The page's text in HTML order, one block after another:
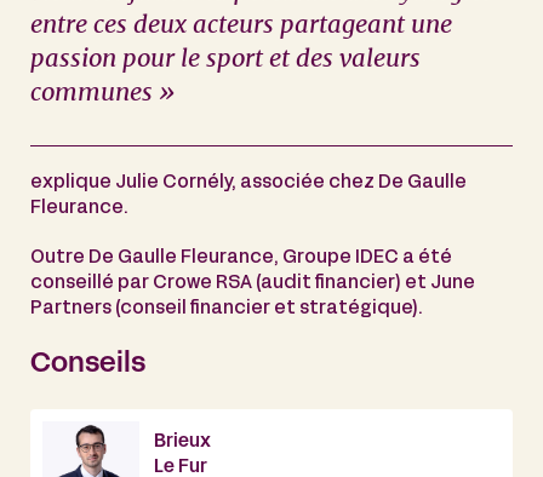
entre ces deux acteurs partageant une
passion pour le sport et des valeurs
communes »
explique Julie Cornély, associée chez De Gaulle
Fleurance.
Outre De Gaulle Fleurance, Groupe IDEC a été
conseillé par Crowe RSA (audit financier) et June
Partners (conseil financier et stratégique).
Conseils
Brieux
Le Fur